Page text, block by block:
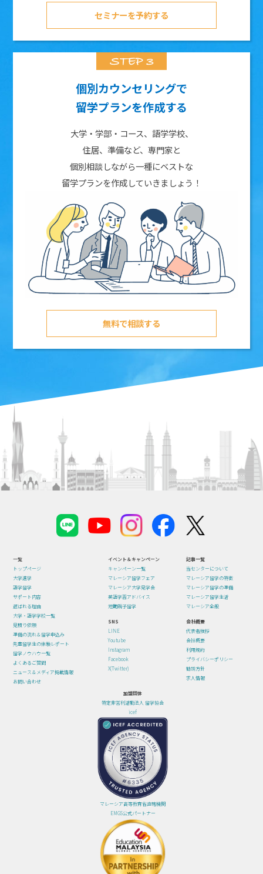
セミナーを予約する
個別カウンセリングで
留学プランを作成する
大学・学部・コース、語学学校、
住居、準備など、専門家と
個別相談しながら一種にベストな
留学プランを作成していきましょう！
無料で相談する
一覧
トップページ
大学進学
語学留学
サポート内容
選ばれる理由
大学・語学学校一覧
見積り依頼
準備の流れ＆留学申込み
先輩留学生の体験レポート
留学ノウハウ一覧
よくあるご質問
ニュース＆メディア掲載情報
お問い合わせ
イベント＆キャンペーン
キャンペーン一覧
マレーシア留学フェア
マレーシア大学見学会
英語学習アドバイス
短期親子留学
記事一覧
当センターについて
マレーシア留学の特徴
マレーシア留学の準備
マレーシア留学生活
マレーシア全般
SNS
LINE
Youtube
Instagram
Facebook
X(Twitter)
会社概要
代表者挨拶
会社概要
利用規約
プライバシーポリシー
勧誘方針
求人情報
加盟団体
特定非営利活動法人 留学協会
icef
マレーシア高等教育省直轄機関
EMGS公式パートナー